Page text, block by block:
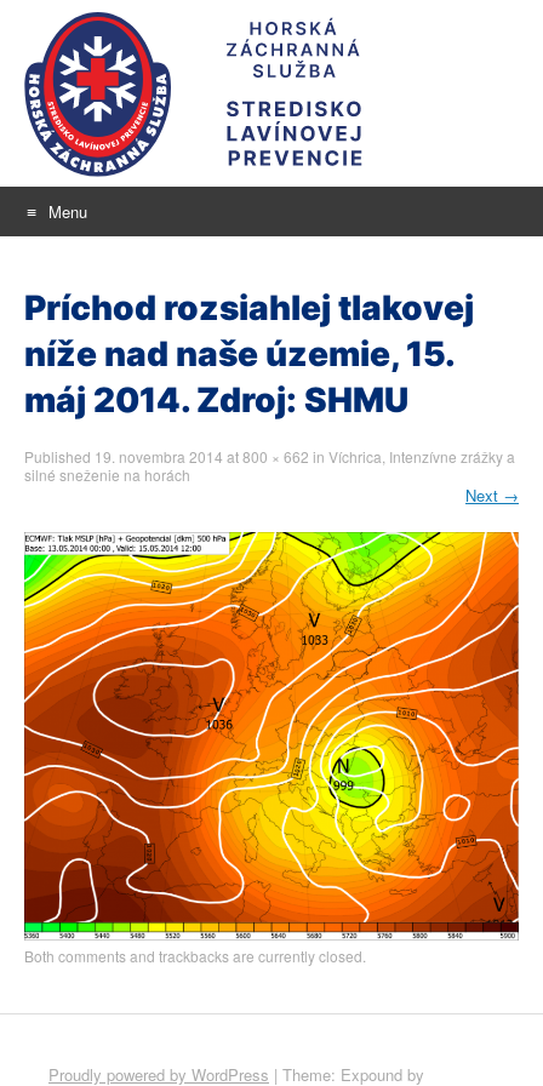
prevencie
Menu
content
Príchod rozsiahlej tlakovej
níže nad naše územie, 15.
máj 2014. Zdroj: SHMU
Published 19. novembra 2014 at800 × 662 in Víchrica, Intenzívne zrážky a
silné sneženie na horách
Next →
Both comments and trackbacks are currently closed.
Proudly powered by WordPress | Theme: Expound by